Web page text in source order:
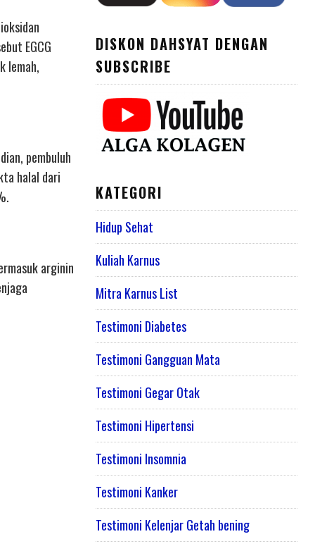
EGCG
lemah,
pembuluh
halal dari
arginin
DISKON DAHSYAT DENGAN
SUBSCRIBE
KATEGORI
Hidup Sehat
Kuliah Karnus
Mitra Karnus List
Testimoni Diabetes
Testimoni Gangguan Mata
Testimoni Gegar Otak
Testimoni Hipertensi
Testimoni Insomnia
Testimoni Kanker
Testimoni Kelenjar Getah bening